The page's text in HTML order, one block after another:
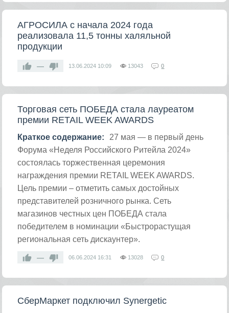
АГРОСИЛА с начала 2024 года
реализовала 11,5 тонны халяльной
продукции
— 13.06.2024 10:09 13043 0
Торговая сеть ПОБЕДА стала лауреатом
премии RETAIL WEEK AWARDS
Краткое содержание:
27 мая — в первый день
Форума «Неделя Российского Ритейла 2024»
состоялась торжественная церемония
награждения премии RETAIL WEEK AWARDS.
Цель премии – отметить самых достойных
представителей розничного рынка. Сеть
магазинов честных цен ПОБЕДА стала
победителем в номинации «Быстрорастущая
региональная сеть дискаунтер».
— 06.06.2024 16:31 13028 0
СберМаркет подключил Synergetic